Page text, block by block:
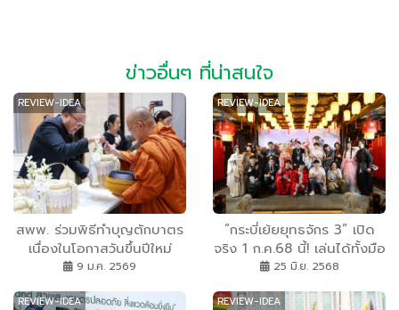
ข่าวอื่นๆ ที่น่าสนใจ
REVIEW-IDEA
สพพ. ร่วมพิธีทำบุญตักบาตร
เนื่องในโอกาสวันขึ้นปีใหม่
2569 ของกระทรวงการคลัง
9 ม.ค. 2569
REVIEW-IDEA
”กระบี่เย้ยยุทธจักร 3” เปิด
จริง 1 ก.ค.68 นี้! เล่นได้ทั้งมือ
ถือ-พีซี ฟาร์มมัน รบมัน ยุทธ
25 มิ.ย. 2568
REVIEW-IDEA REVIEW-IDEA